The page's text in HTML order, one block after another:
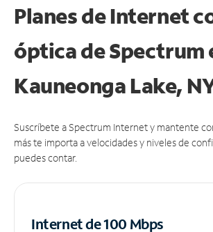
Planes de Internet
óptica de Spectrum
Kauneonga Lake,
Suscríbete a Spectrum Internet y mantente
más te importa a velocidades y niveles de
puedes contar.
Internet de 100 Mbps